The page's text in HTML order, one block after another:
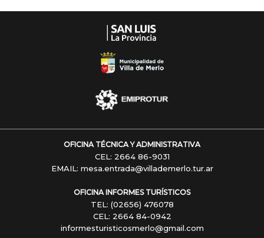
OFICINA TÉCNICA Y ADMINISTRATIVA
CEL: 2664 86-9031
EMAIL: mesa.entrada@villademerlo.tur.ar
OFICINA INFORMES TURÍSTICOS
TEL: (02656) 476078
CEL: 2664 84-0942
informesturisticosmerlo@gmail.com